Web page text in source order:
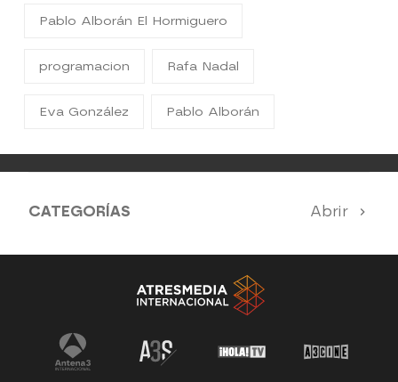
Pablo Alborán El Hormiguero
programacion Rafa Nadal
Eva González Pablo Alborán
CATEGORÍAS Abrir
Antena 3 Noticias El Hormiguero
Tu cara me suena Pasapalabra